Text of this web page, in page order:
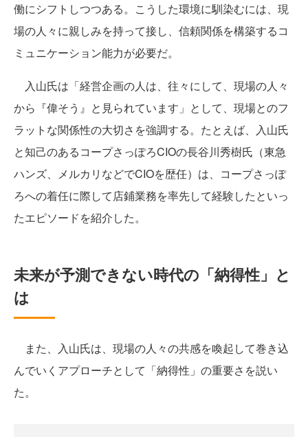
働にシフトしつつある。こうした環境に馴染むには、現
場の人々に親しみを持って接し、信頼関係を構築するコ
ミュニケーション能力が必要だ。
入山氏は「経営企画の人は、往々にして、現場の人々
から『偉そう』と見られています」として、現場とのフ
ラットな関係性の大切さを強調する。たとえば、入山氏
と知己のあるコープさっぽろCIOの長谷川秀樹氏（東急
ハンズ、メルカリなどでCIOを歴任）は、コープさっぽ
ろへの着任に際して店鋪業務を率先して経験したといっ
たエピソードを紹介した。
未来が予測できない時代の「納得性」と
は
また、入山氏は、現場の人々の共感を喚起して巻き込
んでいくアプローチとして「納得性」の重要さを説い
た。